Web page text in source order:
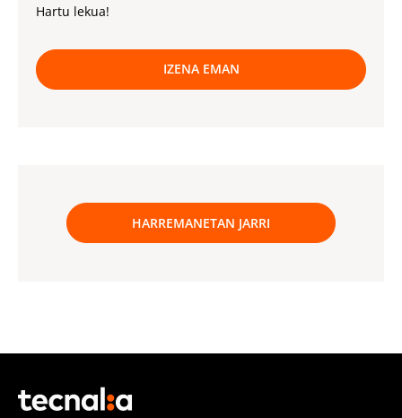
Hartu lekua!
IZENA EMAN
HARREMANETAN JARRI